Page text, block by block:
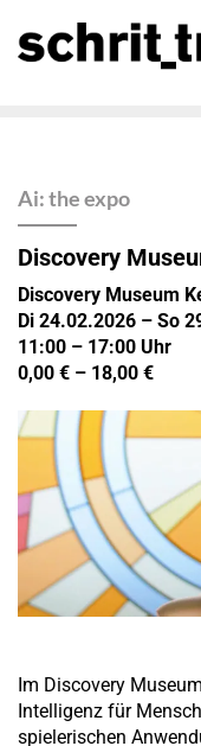
Ai: the expo
Discovery
Discovery Museum
Di 24.02.2026 – So
11:00 – 17:00 Uhr
0,00 € – 18,00 €
Im Discovery
Intelligenz für
spielerischen